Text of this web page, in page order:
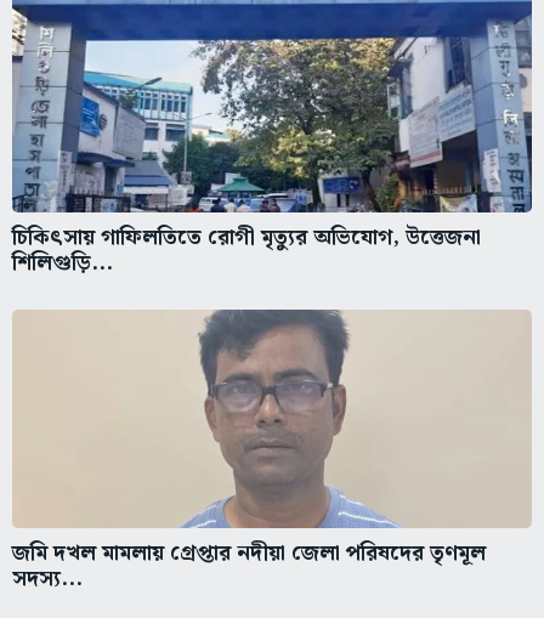
চিকিৎসায় গাফিলতিতে রোগী মৃত্যুর অভিযোগ, উত্তেজনা
শিলিগুড়ি...
জমি দখল মামলায় গ্রেপ্তার নদীয়া জেলা পরিষদের তৃণমূল
সদস্য...